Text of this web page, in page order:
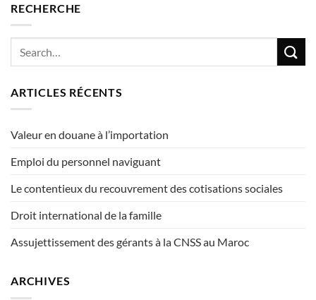
RECHERCHE
ARTICLES RÉCENTS
Valeur en douane à l’importation
Emploi du personnel naviguant
Le contentieux du recouvrement des cotisations sociales
Droit international de la famille
Assujettissement des gérants à la CNSS au Maroc
ARCHIVES